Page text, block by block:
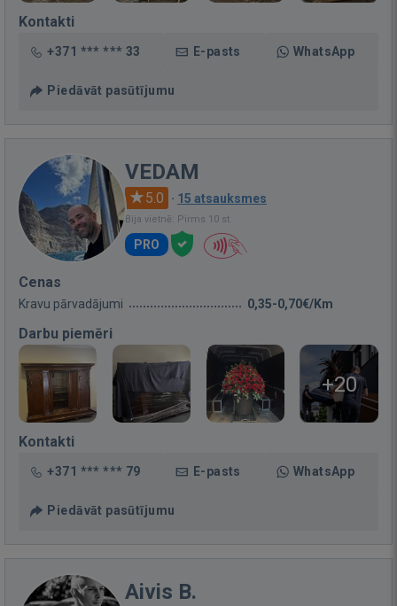
Kontakti
+371 *** *** 33 E-pasts WhatsApp
Piedāvāt pasūtījumu
VEDAM
5.0 · 15 atsauksmes
Bija vietnē: Pirms 10 st.
PRO
Cenas
Kravu pārvadājumi 0,35-0,70€/Km
Darbu piemēri
+20
Kontakti
+371 *** *** 79 E-pasts WhatsApp
Piedāvāt pasūtījumu
Aivis B.